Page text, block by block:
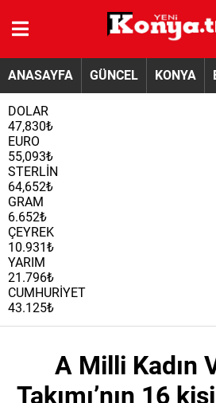
ANASAYFA GÜNCEL KONYA
DOLAR
47,830₺
EURO
55,093₺
STERLİN
64,652₺
GRAM
6.652₺
ÇEYREK
10.931₺
YARIM
21.796₺
CUMHURİYET
43.125₺
A Milli Kadın
Takımı’nın 16